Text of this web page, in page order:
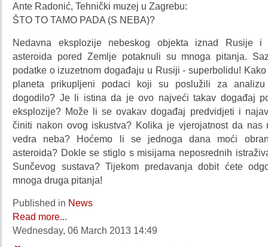
Ante Radonić, Tehnički muzej u Zagrebu:
ŠTO TO TAMO PADA (S NEBA)?
Nedavna eksplozije nebeskog objekta iznad Rusije i
asteroida pored Zemlje potaknuli su mnoga pitanja.
podatke o izuzetnom događaju u Rusiji - superbolidu!
planeta prikupljeni podaci koji su poslužili za
dogodilo? Je li istina da je ovo najveći takav događaj
eksplozije? Može li se ovakav događaj predvidjeti i
činiti nakon ovog iskustva? Kolika je vjerojatnost da nas
vedra neba? Hoćemo li se jednoga dana moći
asteroida? Dokle se stiglo s misijama neposrednih
Sunčevog sustava? Tijekom predavanja dobit ćete
mnoga druga pitanja!
Published in News
Read more...
Wednesday, 06 March 2013 14:49